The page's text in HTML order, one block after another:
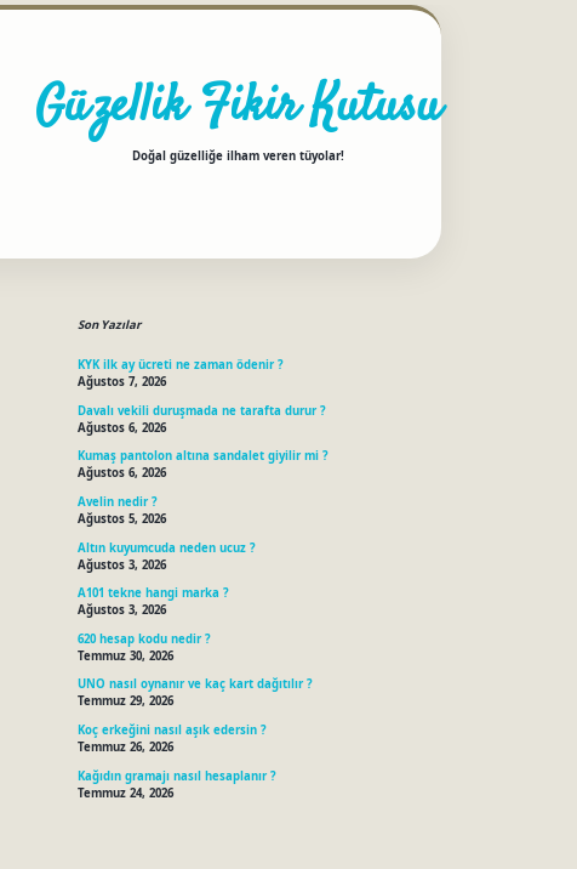
Güzellik Fikir Kutusu
Doğal güzelliğe ilham veren tüyolar!
Son Yazılar
KYK ilk ay ücreti ne zaman ödenir ?
Ağustos 7, 2026
Davalı vekili duruşmada ne tarafta durur ?
Ağustos 6, 2026
Kumaş pantolon altına sandalet giyilir mi ?
Ağustos 6, 2026
Avelin nedir ?
Ağustos 5, 2026
Altın kuyumcuda neden ucuz ?
Ağustos 3, 2026
A101 tekne hangi marka ?
Ağustos 3, 2026
620 hesap kodu nedir ?
Temmuz 30, 2026
UNO nasıl oynanır ve kaç kart dağıtılır ?
Temmuz 29, 2026
Koç erkeğini nasıl aşık edersin ?
Temmuz 26, 2026
Kağıdın gramajı nasıl hesaplanır ?
Temmuz 24, 2026